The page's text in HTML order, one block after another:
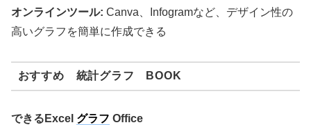
オンラインツール: Canva、Infogramなど、デザイン性の
高いグラフを簡単に作成できる
おすすめ 統計グラフ BOOK
できるExcel グラフ Office